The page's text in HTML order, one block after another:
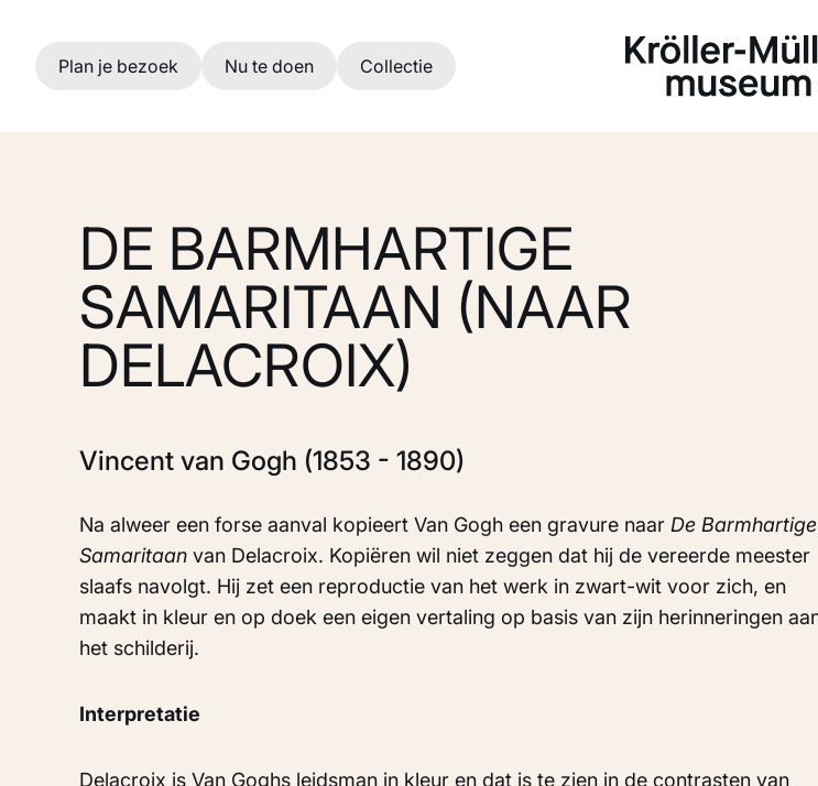
Ga naar hoofdinhoud
Plan je bezoek Nu te doen Collectie
DE BARMHARTIGE
SAMARITAAN (NAAR
DELACROIX)
Vincent van Gogh (1853 - 1890)
Na alweer een forse aanval kopieert Van Gogh een gravure naar De Barmhartige
Samaritaan van Delacroix. Kopiëren wil niet zeggen dat hij de vereerde meester
slaafs navolgt. Hij zet een reproductie van het werk in zwart-wit voor zich, en
maakt in kleur en op doek een eigen vertaling op basis van zijn herinneringen
het schilderij.
Interpretatie
Delacroix is Van Goghs leidsman in kleur en dat is te zien in de contrasten van